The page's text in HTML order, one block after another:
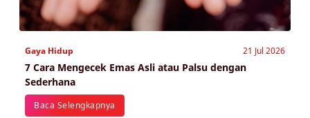
Gaya Hidup 21 Jul 2026
7 Cara Mengecek Emas Asli atau Palsu dengan
Sederhana
Baca Selengkapnya